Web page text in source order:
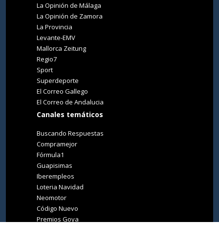
La Opinión de Málaga
La Opinión de Zamora
La Provincia
Levante-EMV
Mallorca Zeitung
Regio7
Sport
Superdeporte
El Correo Gallego
El Correo de Andalucia
Canales temáticos
Buscando Respuestas
Compramejor
Fórmula1
Guapisimas
Iberempleos
Loteria Navidad
Neomotor
Código Nuevo
Premios Goya